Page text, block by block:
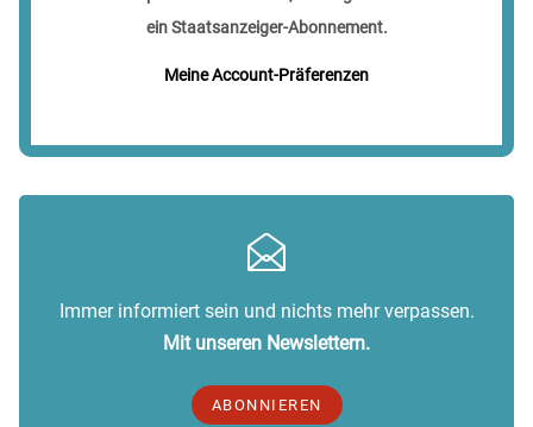
ein Staatsanzeiger-Abonnement.
Meine Account-Präferenzen
Immer informiert sein und nichts mehr verpassen.
Mit unseren Newslettern.
ABONNIEREN